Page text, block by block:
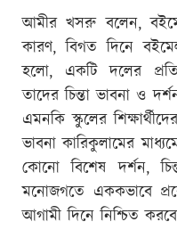
আমীর খসরু বলেন,
কারণ, বিগত দিনে
হলো, একটি দলের
তাদের চিন্তা ভাবনা ও
এমনকি স্কুলের
ভাবনা কারিকুলামের
কোনো বিশেষ দর্শন,
মনোজগতে এককভাবে
আগামী দিনে নিশ্চিত